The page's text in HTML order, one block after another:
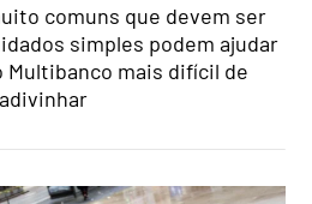
comuns que devem ser
simples podem ajudar
Multibanco mais difícil de
adivinhar